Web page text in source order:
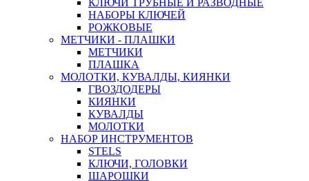
КЛЮЧИ ТРУБНЫЕ И РАЗВОДНЫЕ
НАБОРЫ КЛЮЧЕЙ
РОЖКОВЫЕ
МЕТЧИКИ - ПЛАШКИ
МЕТЧИКИ
ПЛАШКА
МОЛОТКИ, КУВАЛДЫ, КИЯНКИ
ГВОЗДОДЕРЫ
КИЯНКИ
КУВАЛДЫ
МОЛОТКИ
НАБОР ИНСТРУМЕНТОВ
STELS
КЛЮЧИ, ГОЛОВКИ
ШАРОШКИ